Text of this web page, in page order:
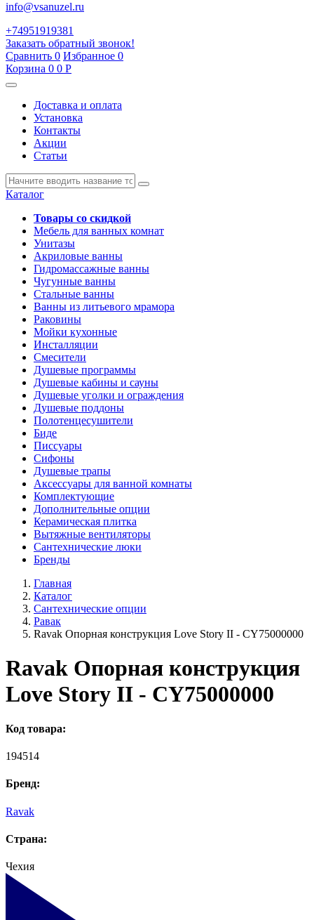
info@vsanuzel.ru
+74951919381
Заказать обратный звонок!
Сравнить 0 Избранное 0
Корзина 0 0 Р
Доставка и оплата
Установка
Контакты
Акции
Статьи
Каталог
Товары со скидкой
Мебель для ванных комнат
Унитазы
Акриловые ванны
Гидромассажные ванны
Чугунные ванны
Стальные ванны
Ванны из литьевого мрамора
Раковины
Мойки кухонные
Инсталляции
Смесители
Душевые программы
Душевые кабины и сауны
Душевые уголки и ограждения
Душевые поддоны
Полотенцесушители
Биде
Писсуары
Сифоны
Душевые трапы
Аксессуары для ванной комнаты
Комплектующие
Дополнительные опции
Керамическая плитка
Вытяжные вентиляторы
Сантехнические люки
Бренды
Главная
Каталог
Сантехнические опции
Равак
Ravak Опорная конструкция Love Story II - CY75000000
Ravak Опорная конструкция
Love Story II - CY75000000
Код товара:
194514
Бренд:
Ravak
Страна:
Чехия